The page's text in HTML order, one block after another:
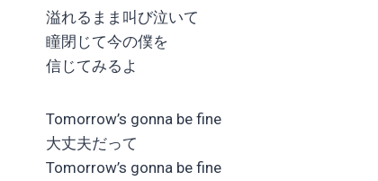
溢れるまま叫び泣いて
瞳閉じて今の僕を
信じてみるよ
Tomorrow’s gonna be fine
大丈夫だって
Tomorrow’s gonna be fine